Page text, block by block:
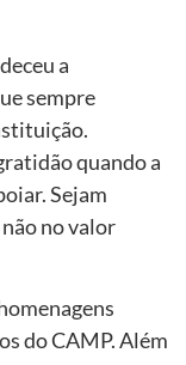
a
sempre
quando a
Sejam
no valor
do CAMP. Além